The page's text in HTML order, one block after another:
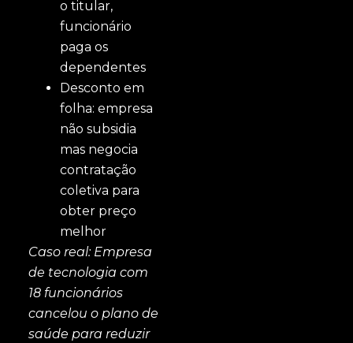
o titular,
funcionário
paga os
dependentes
Desconto em
folha: empresa
não subsidia
mas negocia
contratação
coletiva para
obter preço
melhor
Caso real: Empresa
de tecnologia com
18 funcionários
cancelou o plano de
saúde para reduzir